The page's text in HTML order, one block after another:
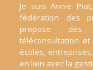
Je suis Annie
fédération des
propose des
téléconsultation et
écoles,
en lien avec la